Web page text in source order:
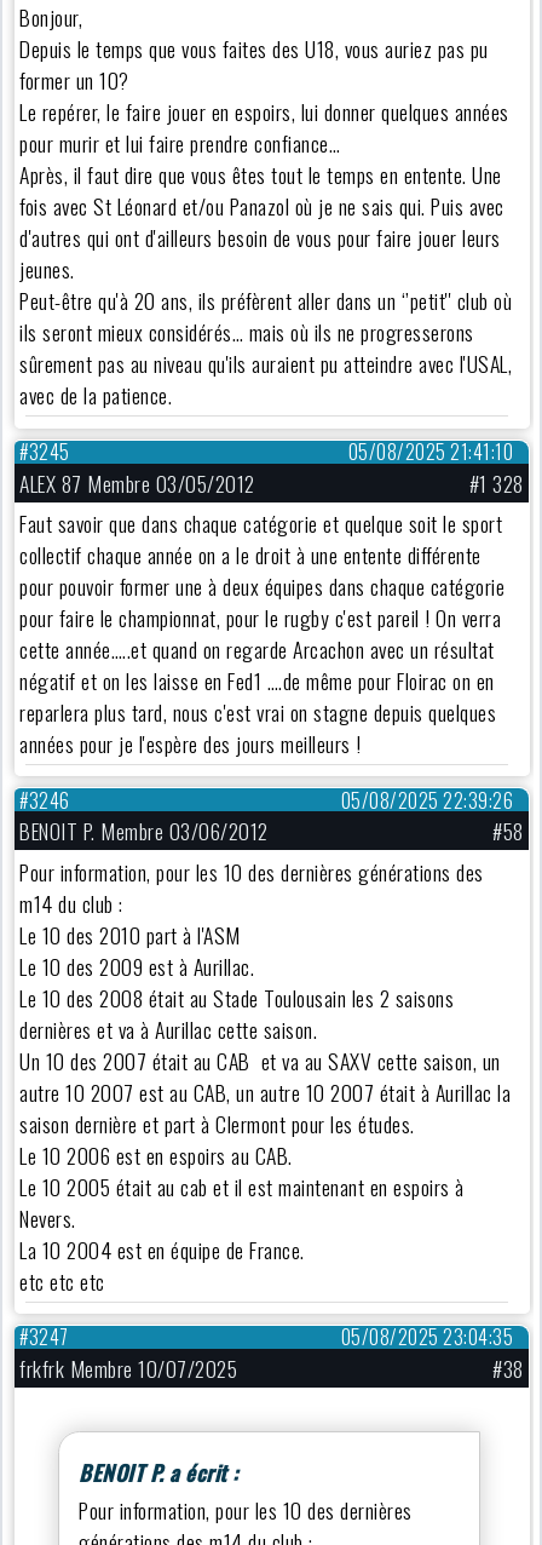
Bonjour,
Depuis le temps que vous faites des U18, vous auriez pas pu
former un 10?
Le repérer, le faire jouer en espoirs, lui donner quelques années
pour murir et lui faire prendre confiance…
Après, il faut dire que vous êtes tout le temps en entente. Une
fois avec St Léonard et/ou Panazol où je ne sais qui. Puis avec
d'autres qui ont d'ailleurs besoin de vous pour faire jouer leurs
jeunes.
Peut-être qu'à 20 ans, ils préfèrent aller dans un ‘’petit'' club où
ils seront mieux considérés… mais où ils ne progresserons
sûrement pas au niveau qu'ils auraient pu atteindre avec l'USAL,
avec de la patience.
05/08/2025 21:41:10
#3245
ALEX 87 Membre 03/05/2012
#1 328
Faut savoir que dans chaque catégorie et quelque soit le sport
collectif chaque année on a le droit à une entente différente
pour pouvoir former une à deux équipes dans chaque catégorie
pour faire le championnat, pour le rugby c'est pareil ! On verra
cette année…..et quand on regarde Arcachon avec un résultat
négatif et on les laisse en Fed1 ….de même pour Floirac on en
reparlera plus tard, nous c'est vrai on stagne depuis quelques
années pour je l'espère des jours meilleurs !
05/08/2025 22:39:26
#3246
BENOIT P. Membre 03/06/2012
#58
Pour information, pour les 10 des dernières générations des
m14 du club :
Le 10 des 2010 part à l'ASM
Le 10 des 2009 est à Aurillac.
Le 10 des 2008 était au Stade Toulousain les 2 saisons
dernières et va à Aurillac cette saison.
Un 10 des 2007 était au CAB et va au SAXV cette saison, un
autre 10 2007 est au CAB, un autre 10 2007 était à Aurillac la
saison dernière et part à Clermont pour les études.
Le 10 2006 est en espoirs au CAB.
Le 10 2005 était au cab et il est maintenant en espoirs à
Nevers.
La 10 2004 est en équipe de France.
etc etc etc
05/08/2025 23:04:35
#3247
frkfrk Membre 10/07/2025 #38
BENOIT P. a écrit :
Pour information, pour les 10 des dernières